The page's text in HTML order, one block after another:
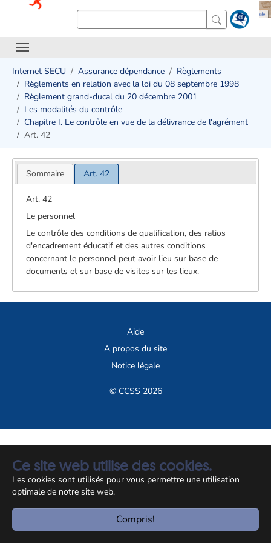
Ce site web utilise des cookies.
Les cookies sont utilisés pour vous permettre une utilisation
optimale de notre site web.
Compris!
Internet SECU Assurance dépendance
Règlements
Règlements en relation avec la loi du 08 septembre 1998
Règlement grand-ducal du 20 décembre 2001
Les modalités du contrôle
Chapitre I. Le contrôle en vue de la délivrance de l'agrément
Art. 42
Sommaire Art. 42
Art. 42
Le personnel
Le contrôle des conditions de qualification, des ratios
d'encadrement éducatif et des autres conditions
concernant le personnel peut avoir lieu sur base de
documents et sur base de visites sur les lieux.
Aide
A propos du site
Notice légale
© CCSS 2026